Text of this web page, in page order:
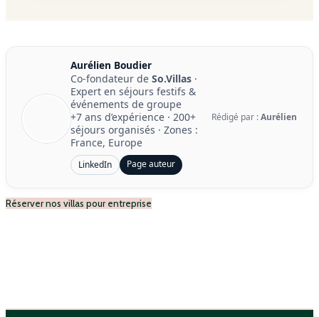
Aurélien Boudier
Co-fondateur de So.Villas ·
Expert en séjours festifs &
événements de groupe
+7 ans d’expérience · 200+
séjours organisés · Zones :
France, Europe
LinkedIn Page auteur
Rédigé par :Aurélien
Réserver nos villas pour entreprise